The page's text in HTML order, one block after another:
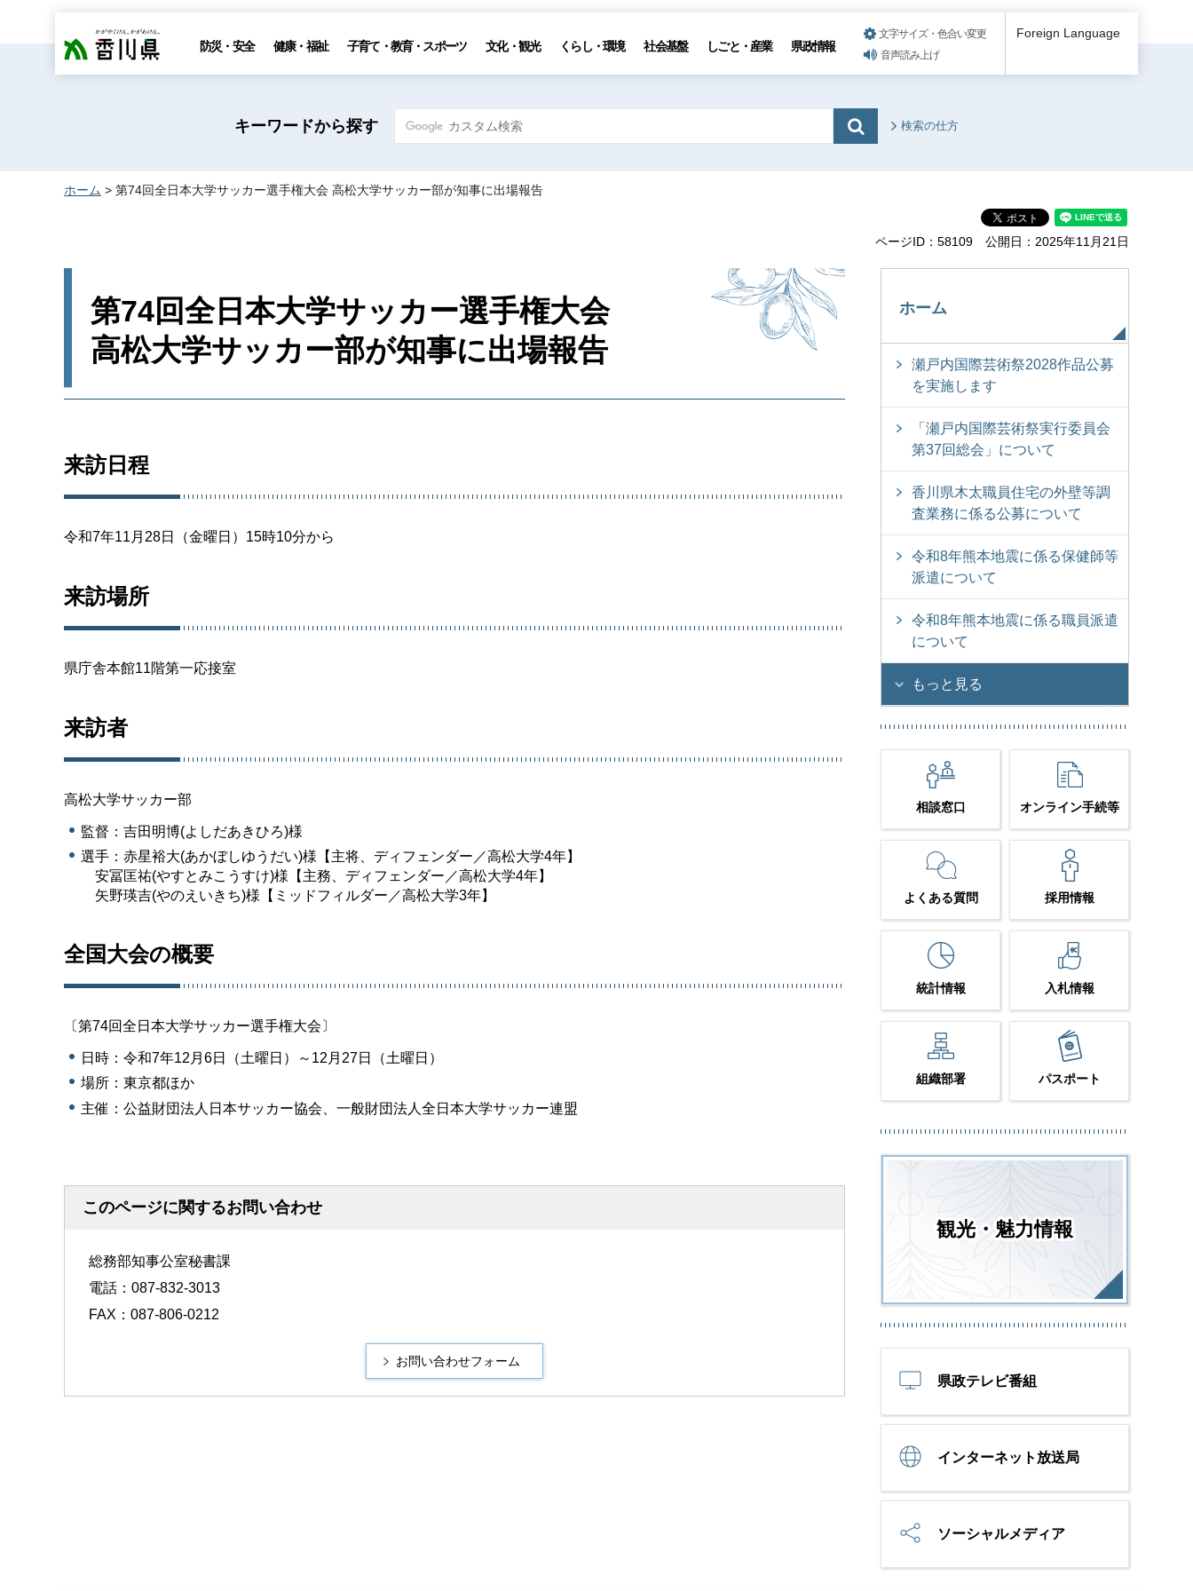
香川県 防災・安全 健康・福祉 子育て・教育・スポーツ 文化・観光 くらし・環境 社会基盤 しごと・産業 県政情報
文字サイズ・色合い変更
音声読み上げ
Foreign Language
キーワードから探す 検索の仕方
ホーム > 第74回全日本大学サッカー選手権大会 高松大学サッカー部が知事に出場報告
ページID：58109 公開日：2025年11月21日
第74回全日本大学サッカー選手権大会
高松大学サッカー部が知事に出場報告
来訪日程
令和7年11月28日（金曜日）15時10分から
来訪場所
県庁舎本館11階第一応接室
来訪者
高松大学サッカー部
監督：吉田明博(よしだあきひろ)様
選手：赤星裕大(あかぼしゆうだい)様【主将、ディフェンダー／高松大学4年】
安冨匡祐(やすとみこうすけ)様【主務、ディフェンダー／高松大学4年】
矢野瑛吉(やのえいきち)様【ミッドフィルダー／高松大学3年】
全国大会の概要
〔第74回全日本大学サッカー選手権大会〕
日時：令和7年12月6日（土曜日）～12月27日（土曜日）
場所：東京都ほか
主催：公益財団法人日本サッカー協会、一般財団法人全日本大学サッカー連盟
このページに関するお問い合わせ
総務部知事公室秘書課
電話：087-832-3013
FAX：087-806-0212
ホーム
瀬戸内国際芸術祭2028作品公募
を実施します
「瀬戸内国際芸術祭実行委員会
第37回総会」について
香川県木太職員住宅の外壁等調
査業務に係る公募について
令和8年熊本地震に係る保健師等
派遣について
令和8年熊本地震に係る職員派遣
について
もっと見る
相談窓口 オンライン手続等
よくある質問 採用情報
統計情報 入札情報
組織部署 パスポート
観光・魅力情報
県政テレビ番組
インターネット放送局
ソーシャルメディア